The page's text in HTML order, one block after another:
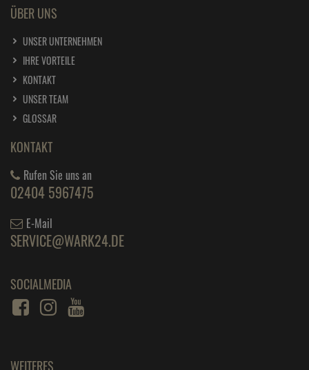
ÜBER UNS
UNSER UNTERNEHMEN
IHRE VORTEILE
KONTAKT
UNSER TEAM
GLOSSAR
KONTAKT
Rufen Sie uns an
02404 5967475
E-Mail
SERVICE@WARK24.DE
SOCIALMEDIA
WEITERES